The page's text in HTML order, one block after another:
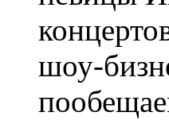
шоу-